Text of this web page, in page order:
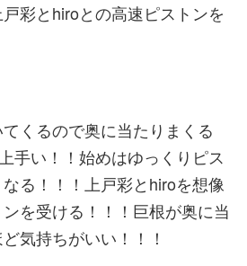
彩とhiroとの高速ピストンを
くるので奥に当たりまくる
手い！！始めはゆっくりピス
る！！！上戸彩とhiroを想像
を受ける！！！巨根が奥に当
気持ちがいい！！！